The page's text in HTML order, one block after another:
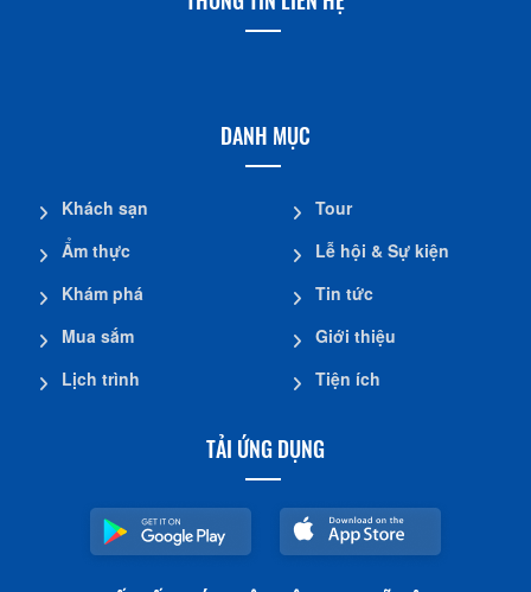
DANH MỤC
Khách sạn
Ẩm thực
Khám phá
Mua sắm
Lịch trình
Tour
Lễ hội & Sự kiện
Tin tức
Giới thiệu
Tiện ích
TẢI ỨNG DỤNG